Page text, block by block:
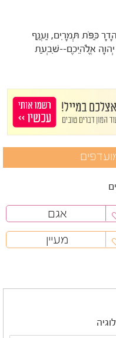
כַּפֹּת תְּמָרִים, וַעֲנַף
אֱלֹהֵיכֶם--שִׁבְעַת
אגם
מעיין